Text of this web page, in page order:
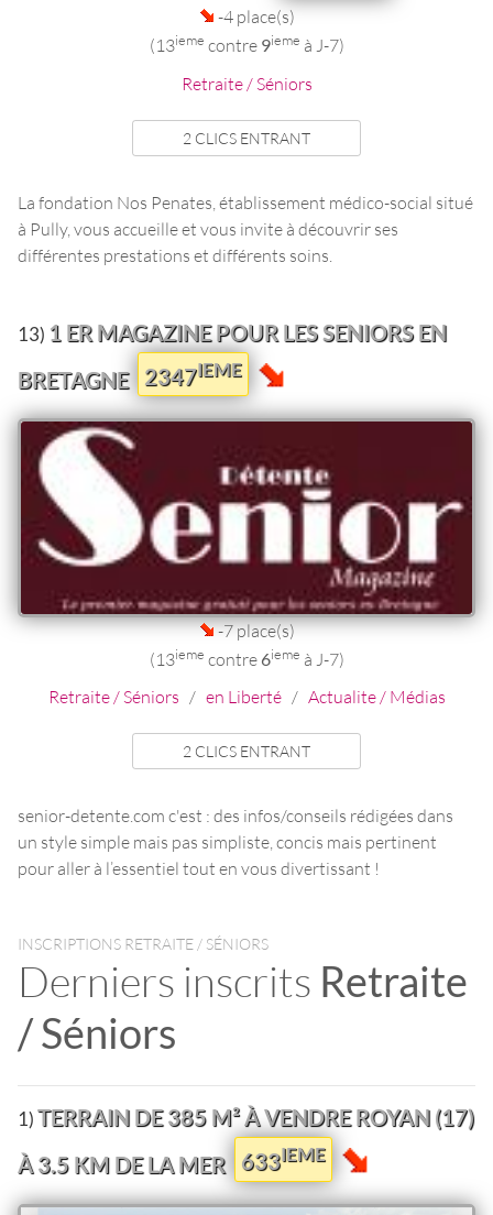
-4 place(s)
(13ieme contre 9ieme à J-7)
Retraite / Séniors
2 CLICS ENTRANT
La fondation Nos Penates, établissement médico-social situé
à Pully, vous accueille et vous invite à découvrir ses
différentes prestations et différents soins.
13) 1 ER MAGAZINE POUR LES SENIORS EN
BRETAGNE
2347IEME
-7 place(s)
(13ieme contre 6ieme à J-7)
Retraite / Séniors / en Liberté/ Actualite / Médias
2 CLICS ENTRANT
senior-detente.com c'est : des infos/conseils rédigées dans
un style simple mais pas simpliste, concis mais pertinent
pour aller à l’essentiel tout en vous divertissant !
INSCRIPTIONS RETRAITE / SÉNIORS
Derniers inscrits Retraite
/ Séniors
1)TERRAIN DE 385 M² À VENDRE ROYAN (17)
À 3.5 KM DE LA MER
633IEME